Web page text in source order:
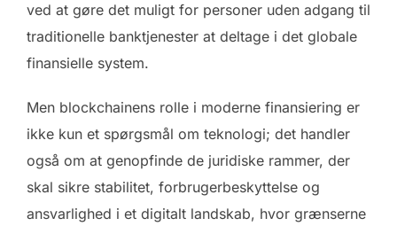
ved at gøre det muligt for personer uden adgang til
traditionelle banktjenester at deltage i det globale
finansielle system.
Men blockchainens rolle i moderne finansiering er
ikke kun et spørgsmål om teknologi; det handler
også om at genopfinde de juridiske rammer, der
skal sikre stabilitet, forbrugerbeskyttelse og
ansvarlighed i et digitalt landskab, hvor grænserne